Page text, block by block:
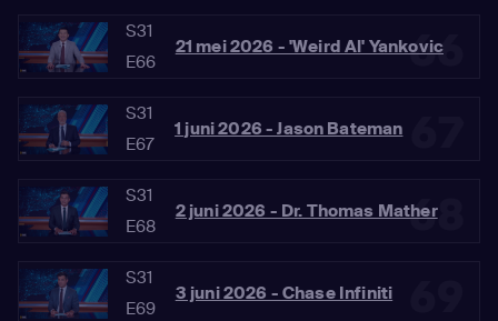
66
S31
E66
21 mei 2026 - 'Weird Al' Yankovic
S31
E67
1 juni 2026 - Jason Bateman
68
S31
E68
2 juni 2026 - Dr. Thomas Mather
S31
E69
3 juni 2026 - Chase Infiniti